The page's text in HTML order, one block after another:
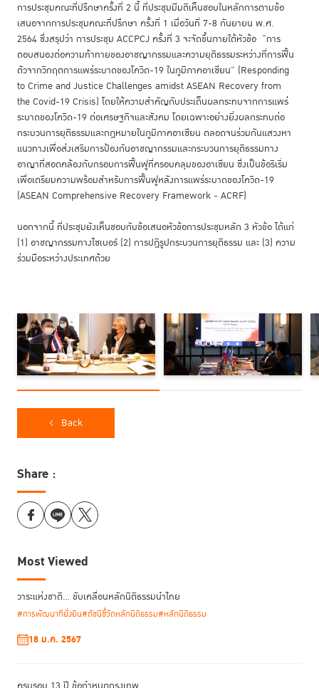
การประชุมคณะที่ปรึกษาครั้งที่ 2 นี้ ที่ประชุมมีมติเห็นชอบในหลักการตามข้อ
เสนอจากการประชุมคณะที่ปรึกษา ครั้งที่ 1 เมื่อวันที่ 7-8 กันยายน พ.ศ.
2564 ซึ่งสรุปว่า การประชุม ACCPCJ ครั้งที่ 3 จะจัดขึ้นภายใต้หัวข้อ “การ
ตอบสนองต่อความท้าทายของอาชญากรรมและความยุติธรรมระหว่างที่การฟื้น
ตัวจากวิกฤตการแพร่ระบาดของโควิด-19 ในภูมิภาคอาเซียน” (Responding
to Crime and Justice Challenges amidst ASEAN Recovery from
the Covid-19 Crisis) โดยให้ความสำคัญกับประเด็นผลกระทบจากการแพร่
ระบาดของโควิด-19 ต่อเศรษฐกิจและสังคม โดยเฉพาะอย่างยิ่งผลกระทบต่อ
กระบวนการยุติธรรมและกฎหมายในภูมิภาคอาเซียน ตลอดจนร่วมกันแสวงหา
แนวทางเพื่อส่งเสริมการป้องกันอาชญากรรมและกระบวนการยุติธรรมทาง
อาญาที่สอดคล้องกับกรอบการฟื้นฟูที่ครอบคลุมของอาเซียน ซึ่งเป็นข้อริเริ่ม
เพื่อเตรียมความพร้อมสำหรับการฟื้นฟูหลังการแพร่ระบาดของโควิด-19
(ASEAN Comprehensive Recovery Framework - ACRF)
นอกจากนี้ ที่ประชุมยังเห็นชอบกับข้อเสนอหัวข้อการประชุมหลัก 3 หัวข้อ ได้แก่
(1) อาชญากรรมทางไซเบอร์ (2) การปฎิรูปกระบวนการยุติธรรม และ (3) ความ
ร่วมมือระหว่างประเทศด้วย
Back
Share :
Most Viewed
วาระแห่งชาติ… ขับเคลื่อนหลักนิติธรรมนำไทย
#การพัฒนาที่ยั่งยืน#ดัชนีชี้วัดหลักนิติธรรม#หลักนิติธรรม
18 ม.ค. 2567